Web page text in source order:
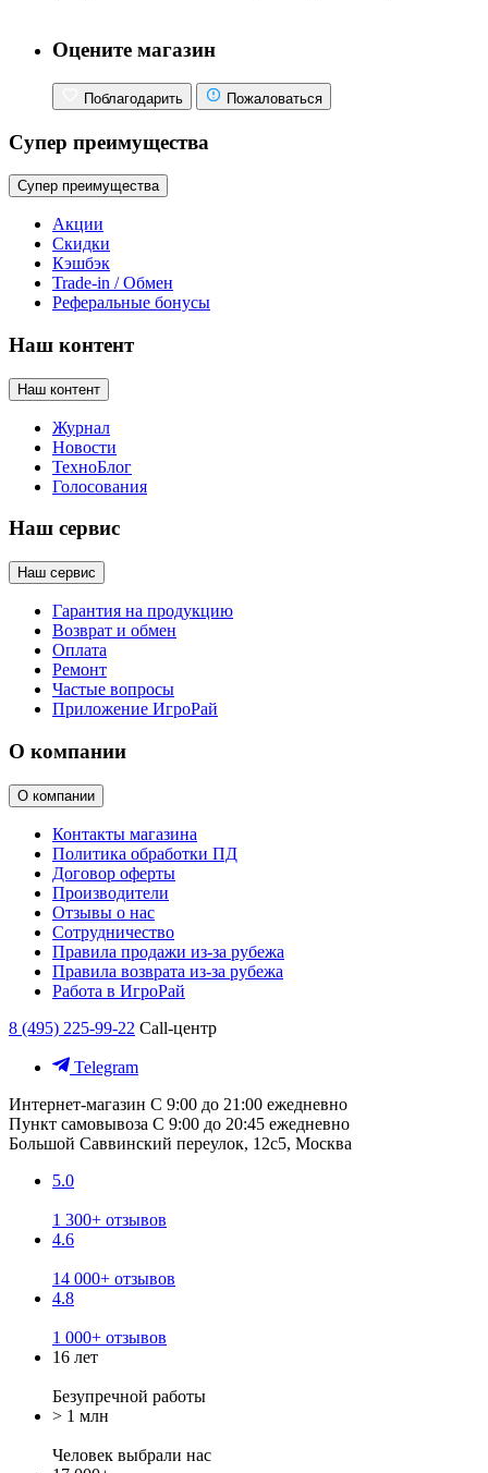
Оцените магазин
Поблагодарить Пожаловаться
Супер преимущества
Супер преимущества
Акции
Скидки
Кэшбэк
Trade-in / Обмен
Реферальные бонусы
Наш контент
Наш контент
Журнал
Новости
ТехноБлог
Голосования
Наш сервис
Наш сервис
Гарантия на продукцию
Возврат и обмен
Оплата
Ремонт
Частые вопросы
Приложение ИгроРай
О компании
О компании
Контакты магазина
Политика обработки ПД
Договор оферты
Производители
Отзывы о нас
Сотрудничество
Правила продажи из-за рубежа
Правила возврата из-за рубежа
Работа в ИгроРай
8 (495) 225-99-22 Call-центр
Telegram
Интернет-магазин С 9:00 до 21:00 ежедневно
Пункт самовывоза С 9:00 до 20:45 ежедневно
Большой Саввинский переулок, 12с5, Москва
5.0
1 300+ отзывов
4.6
14 000+ отзывов
4.8
1 000+ отзывов
16 лет
Безупречной работы
> 1 млн
Человек выбрали нас